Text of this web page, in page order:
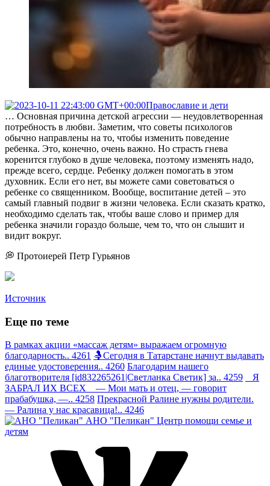
Православие и дети
… Основная причина детской агрессии — неудовлетворенная
потребность в любви. Заметим, что советы психологов
обычно направлены на то, чтобы изменить поведение
ребенка. Это, конечно, очень важно. Но страсть гнева
коренится глубоко в душе человека, поэтому изменять надо,
прежде всего, сердце. Ребенку должен помогать в этом
духовник. Если его нет, вы можете сами советоваться о
ребенке со священником. Вообще, воспитание детей – это
самый главный подвиг в жизни человека. Если сказать кратко,
необходимо сделать так, чтобы ваше слово и пример для
ребенка значили гораздо больше, чем то, что он слышит и
видит вокруг.
💭 Протоиерей Петр Гурьянов
Источник
Еще по теме
В рамках акции «массаж детям» выражаем огромную
благодарность.. 4261 🤱Сегодня в Татарстане начнут выдавать
единые удостоверения.. 4260 Благодарим нашего
благотворителя [id832265261|Светланка Светик] за.. 4259
Я
ЗАБРАЛ ИХ ВСЕХ — Мои мать и отец, — говорит
прабабушка, —.. 4258 Прекрасной Ралине нужны родители.
— Ралина у нас красавица!.. 4246
АНО "Пеликан" Центр помощи семье и
детям